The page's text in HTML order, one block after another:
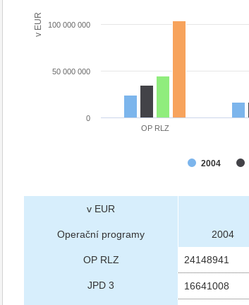
v EUR
2004
OP RLZ
0
50 000 000
100 000 000
v EUR
Operační programy 2004
OP RLZ 24148941
JPD 3 16641008